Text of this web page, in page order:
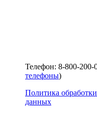
Телефон: 8-800-200-
телефоны)
Политика
данных